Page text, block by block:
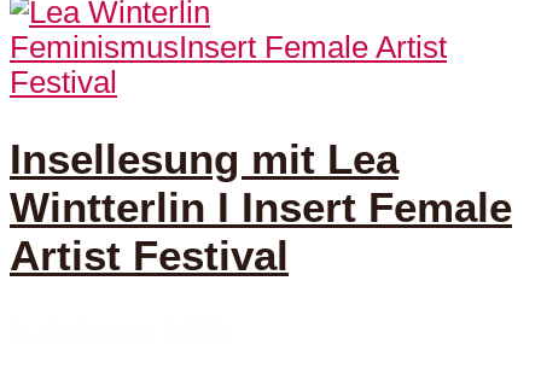
FeminismusInsert Female Artist
Festival
Insellesung mit Lea
Wintterlin I Insert Female
Artist Festival